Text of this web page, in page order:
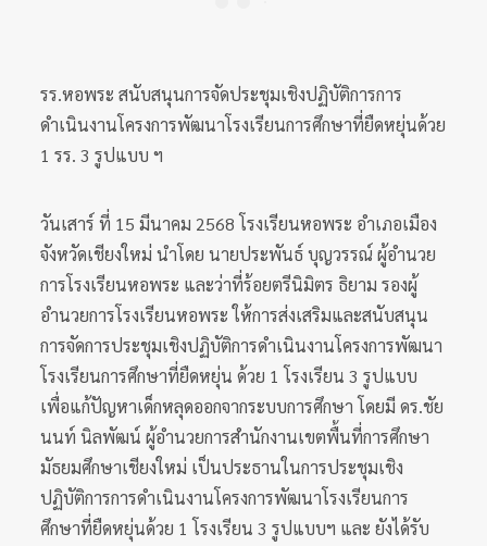
รร.หอพระ สนับสนุนการจัดประชุมเชิงปฏิบัติการการ
ดำเนินงานโครงการพัฒนาโรงเรียนการศึกษาที่ยืดหยุ่นด้วย
1 รร. 3 รูปแบบ ฯ
วันเสาร์ ที่ 15 มีนาคม 2568 โรงเรียนหอพระ อำเภอเมือง
จังหวัดเชียงใหม่ นำโดย นายประพันธ์ บุญวรรณ์ ผู้อำนวย
การโรงเรียนหอพระ และว่าที่ร้อยตรีนิมิตร ธิยาม รองผู้
อำนวยการโรงเรียนหอพระ ให้การส่งเสริมและสนับสนุน
การจัดการประชุมเชิงปฏิบัติการดำเนินงานโครงการพัฒนา
โรงเรียนการศึกษาที่ยืดหยุ่น ด้วย 1 โรงเรียน 3 รูปแบบ
เพื่อแก้ปัญหาเด็กหลุดออกจากระบบการศึกษา โดยมี ดร.ชัย
นนท์ นิลพัฒน์ ผู้อำนวยการสำนักงานเขตพื้นที่การศึกษา
มัธยมศึกษาเชียงใหม่ เป็นประธานในการประชุมเชิง
ปฏิบัติการการดำเนินงานโครงการพัฒนาโรงเรียนการ
ศึกษาที่ยืดหยุ่นด้วย 1 โรงเรียน 3 รูปแบบฯ และ ยังได้รับ